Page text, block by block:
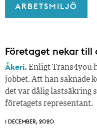
ARBETSMILJÖ
Företaget nekar till
Åkeri. Enligt Trans4you
jobbet. Att han saknade
det var dålig lastsäkring
företagets representant.
1 DECEMBER, 2020